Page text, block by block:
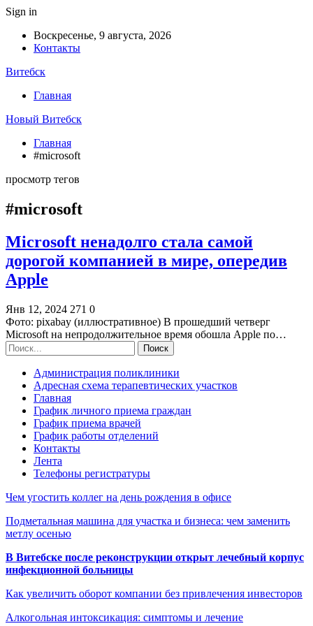
Sign in
Воскресенье, 9 августа, 2026
Контакты
Витебск
Главная
Новый Витебск
Главная
#microsoft
просмотр тегов
#microsoft
Microsoft ненадолго стала самой
дорогой компанией в мире, опередив
Apple
Янв 12, 2024 271 0
Фото: pixabay (иллюстративное) В прошедший четверг
Microsoft на непродолжительное время обошла Apple по…
Администрация поликлиники
Адресная схема терапевтических участков
Главная
График личного приема граждан
График приема врачей
График работы отделений
Контакты
Лента
Телефоны регистратуры
Чем угостить коллег на день рождения в офисе
Подметальная машина для участка и бизнеса: чем заменить
метлу осенью
В Витебске после реконструкции открыт лечебный корпус
инфекционной больницы
Как увеличить оборот компании без привлечения инвесторов
Алкогольная интоксикация: симптомы и лечение